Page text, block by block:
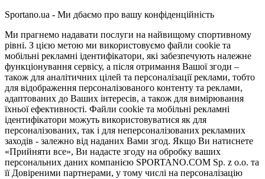
Sportano.ua - Ми дбаємо про вашу конфіденційність
Ми прагнемо надавати послуги на найвищому спортивному
рівні. З цією метою ми використовуємо файли cookie та
мобільні рекламні ідентифікатори, які забезпечують належне
функціонування сервісу, а після отримання Вашої згоди –
також для аналітичних цілей та персоналізації реклами, тобто
для відображення персоналізованого контенту та реклами,
адаптованих до Ваших інтересів, а також для вимірювання
їхньої ефективності. Файли cookie та мобільні рекламні
ідентифікатори можуть використовуватися як для
персоналізованих, так і для неперсоналізованих рекламних
заходів - залежно від наданих Вами згод. Якщо Ви натиснете
«Прийняти все», Ви надасте згоду на обробку ваших
персональних даних компанією SPORTANO.COM Sp. z o.o. та
її Довіреними партнерами, у тому числі на персоналізацію